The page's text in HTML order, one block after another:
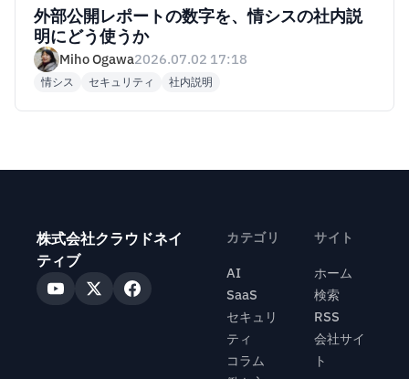
外部公開レポートの数字を、情シスの社内説
明にどう使うか
Miho Ogawa2026.07.02 17:18
情シス セキュリティ 社内説明
株式会社クラウドネイ
ティブ
カテゴリ
AI
SaaS
セキュリ
ティ
コラム
サイト
ホーム
検索
RSS
会社サイ
ト